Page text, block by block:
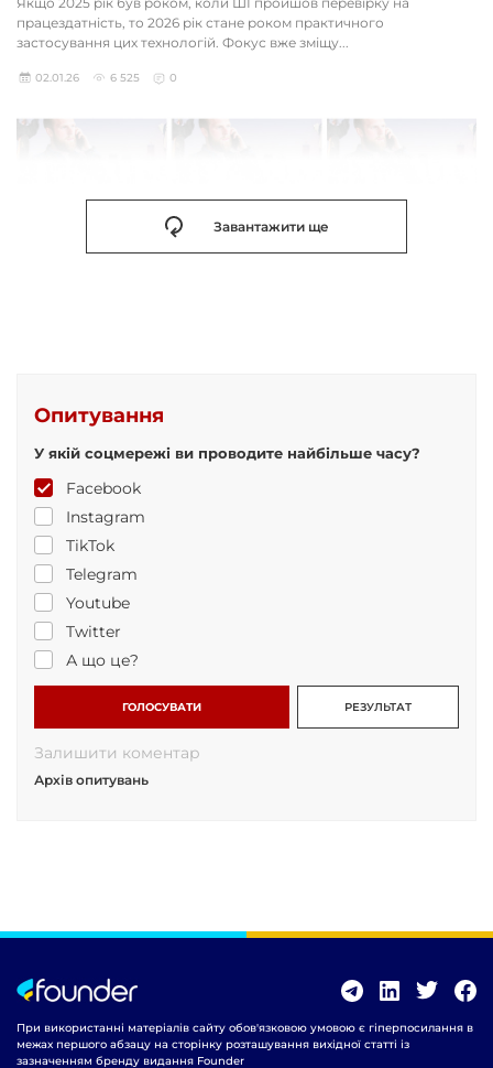
працездатність, то 2026 рік стане роком практичного
застосування цих технологій. Фокус вже зміщу...
02.01.26 6 525 0
Завантажити ще
Опитування
У якій соцмережі ви проводите найбільше часу?
Facebook
Instagram
TikTok
Telegram
Youtube
Twitter
А що це?
ГОЛОСУВАТИ РЕЗУЛЬТАТ
Залишити коментар
Архів опитувань
При використанні матеріалів сайту обов'язковою умовою є гіперпосилання в
межах першого абзацу на сторінку розташування вихідної статті із
зазначенням бренду видання Founder